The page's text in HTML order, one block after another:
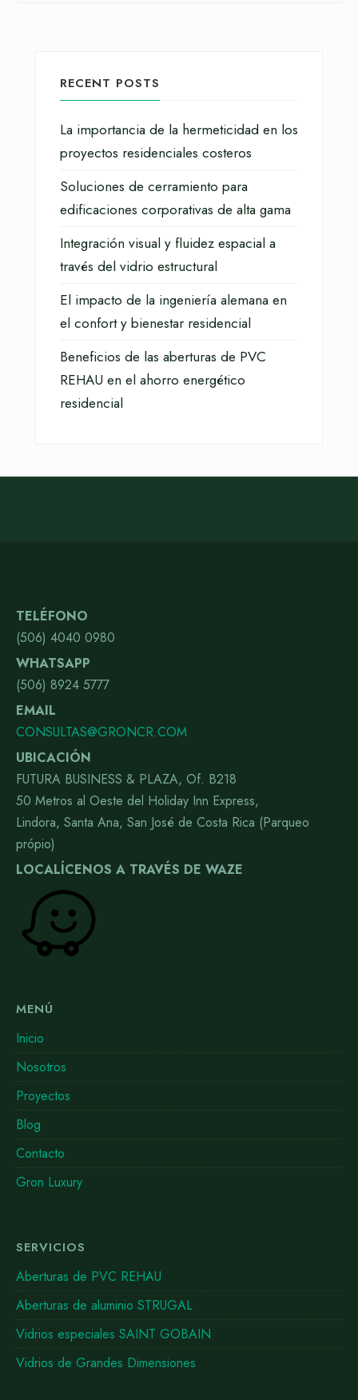
RECENT POSTS
La importancia de la hermeticidad en los
proyectos residenciales costeros
Soluciones de cerramiento para
edificaciones corporativas de alta gama
Integración visual y fluidez espacial a
través del vidrio estructural
El impacto de la ingeniería alemana en
el confort y bienestar residencial
Beneficios de las aberturas de PVC
REHAU en el ahorro energético
residencial
TELÉFONO
(506) 4040 0980
WHATSAPP
(506) 8924 5777
EMAIL
CONSULTAS@GRONCR.COM
UBICACIÓN
FUTURA BUSINESS & PLAZA, Of. B218
50 Metros al Oeste del Holiday Inn Express,
Lindora, Santa Ana, San José de Costa Rica (Parqueo
própio)
LOCALÍCENOS A TRAVÉS DE WAZE
MENÚ
Inicio
Nosotros
Proyectos
Blog
Contacto
Gron Luxury
SERVICIOS
Aberturas de PVC REHAU
Aberturas de aluminio STRUGAL
Vidrios especiales SAINT GOBAIN
Vidrios de Grandes Dimensiones